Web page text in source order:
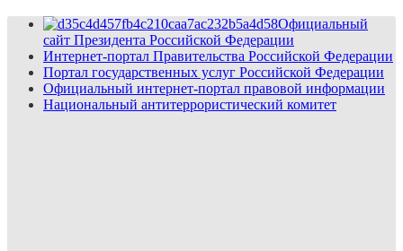
Официальный
сайт Президента Российской Федерации
Интернет-портал Правительства Российской Федерации
Портал государственных услуг Российской Федерации
Официальный интернет-портал правовой информации
Национальный антитеррористический комитет